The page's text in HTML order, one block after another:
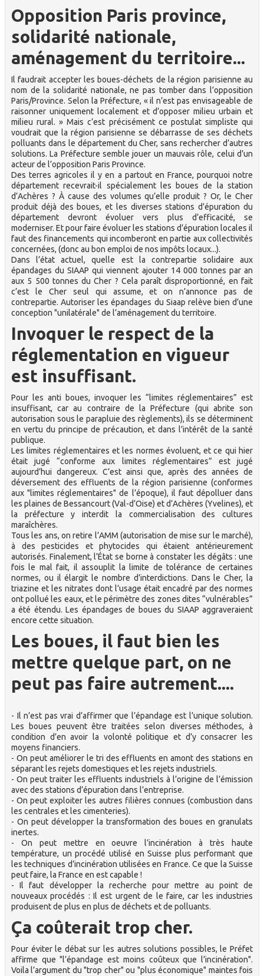
Opposition Paris province,
solidarité nationale,
aménagement du territoire...
Il faudrait accepter les boues-déchets de la région parisienne au
nom de la solidarité nationale, ne pas tomber dans l’opposition
Paris/Province. Selon la Préfecture, « il n’est pas envisageable de
raisonner uniquement localement et d’opposer milieu urbain et
milieu rural. » Mais c’est précisément ce postulat simpliste qui
voudrait que la région parisienne se débarrasse de ses déchets
polluants dans le département du Cher, sans rechercher d’autres
solutions. La Préfecture semble jouer un mauvais rôle, celui d’un
acteur de l’opposition Paris Province.
Des terres agricoles il y en a partout en France, pourquoi notre
département recevrait-il spécialement les boues de la station
d’Achères ? À cause des volumes qu’elle produit ? Or, le Cher
produit déjà des boues, et les diverses stations d’épuration du
département devront évoluer vers plus d’efficacité, se
moderniser. Et pour faire évoluer les stations d’épuration locales il
faut des financements qui incomberont en partie aux collectivités
concernées, (donc au bon emploi de nos impôts locaux...).
Dans l’état actuel, quelle est la contrepartie solidaire aux
épandages du SIAAP qui viennent ajouter 14 000 tonnes par an
aux 5 500 tonnes du Cher ? Cela paraît disproportionné, en fait
c’est le Cher seul qui assume, et on n’annonce pas de
contrepartie. Autoriser les épandages du Siaap relève bien d’une
conception "unilatérale" de l’aménagement du territoire.
Invoquer le respect de la
réglementation en vigueur
est insuffisant.
Pour les anti boues, invoquer les “limites réglementaires” est
insuffisant, car au contraire de la Préfecture (qui abrite son
autorisation sous le parapluie des règlements), ils se déterminent
en vertu du principe de précaution, et dans l’intérêt de la santé
publique.
Les limites réglementaires et les normes évoluent, et ce qui hier
était jugé “conforme aux limites réglementaires” est jugé
aujourd’hui dangereux. C’est ainsi que, après des années de
déversement des effluents de la région parisienne (conformes
aux "limites réglementaires" de l’époque), il faut dépolluer dans
les plaines de Bessancourt (Val-d’Oise) et d’Achères (Yvelines), et
la préfecture y interdit la commercialisation des cultures
maraîchères.
Tous les ans, on retire l’AMM (autorisation de mise sur le marché),
à des pesticides et phytocides qui étaient antérieurement
autorisés. Finalement, l’État se borne à constater les dégâts : une
fois le mal fait, il assouplit la limite de tolérance de certaines
normes, ou il élargit le nombre d’interdictions. Dans le Cher, la
triazine et les nitrates dont l’usage était encadré par des normes
ont pollué les eaux, et le périmètre des zones dites “vulnérables”
a été étendu. Les épandages de boues du SIAAP aggraveraient
encore cette situation.
Les boues, il faut bien les
mettre quelque part, on ne
peut pas faire autrement....
- Il n’est pas vrai d’affirmer que l’épandage est l’unique solution.
Les boues peuvent être traitées selon diverses méthodes, à
condition d’en avoir la volonté politique et d’y consacrer les
moyens financiers.
- On peut améliorer le tri des effluents en amont des stations en
séparant les rejets domestiques et les rejets industriels.
- On peut traiter les effluents industriels à l’origine de l’émission
avec des stations d’épuration dans l’entreprise.
- On peut exploiter les autres filières connues (combustion dans
les centrales et les cimenteries).
- On peut développer la transformation des boues en granulats
inertes.
- On peut mettre en oeuvre l’incinération à très haute
température, un procédé utilisé en Suisse plus performant que
les techniques d’incinération utilisées en France. Ce que la Suisse
peut faire, la France en est capable !
- Il faut développer la recherche pour mettre au point de
nouveaux procédés : Il est urgent de le faire, car les industries
produisent de plus en plus de déchets et de polluants.
Ça coûterait trop cher.
Pour éviter le débat sur les autres solutions possibles, le Préfet
affirme que "l’épandage est moins coûteux que l’incinération".
Voila l’argument du "trop cher" ou "plus économique" maintes fois